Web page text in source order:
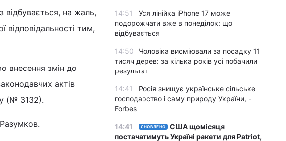
відбувається, на жаль,
відповідальності тим,
внесення змін до
актів
(№ 3132).
14:51
Уся лінійка iPhone 17 може
подорожчати вже в понеділок: що
відбувається
14:50
Чоловіка висміювали за посадку 11
тисяч дерев: за кілька років усі побачили
результат
14:41
Росія знищує українське сільське
господарство і саму природу України, -
Forbes
14:41 ОНОВЛЕНО
США щомісяця
постачатимуть Україні ракети для Patriot,